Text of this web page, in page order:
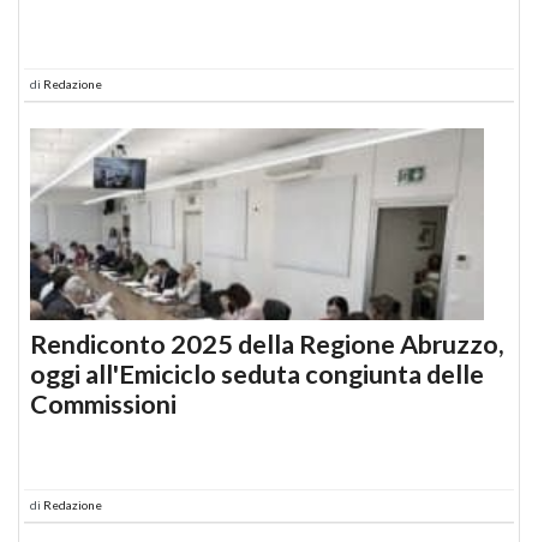
di Redazione
Rendiconto 2025 della Regione Abruzzo,
oggi all'Emiciclo seduta congiunta delle
Commissioni
di Redazione